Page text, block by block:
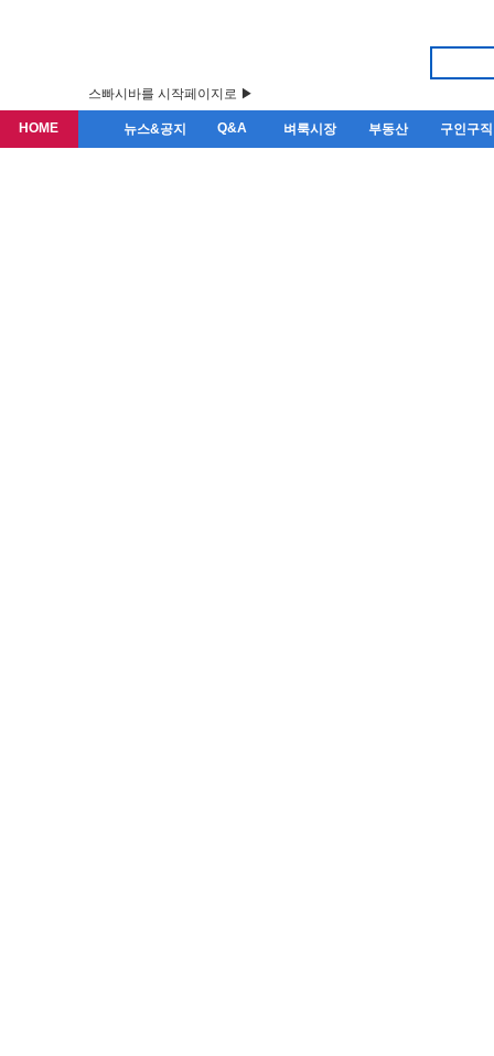
스빠시바를 시작페이지로 ▶
HOME 뉴스&공지 Q&A 벼룩시장 부동산 구인구직